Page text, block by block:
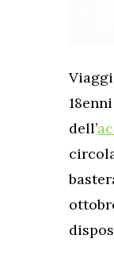
dell’